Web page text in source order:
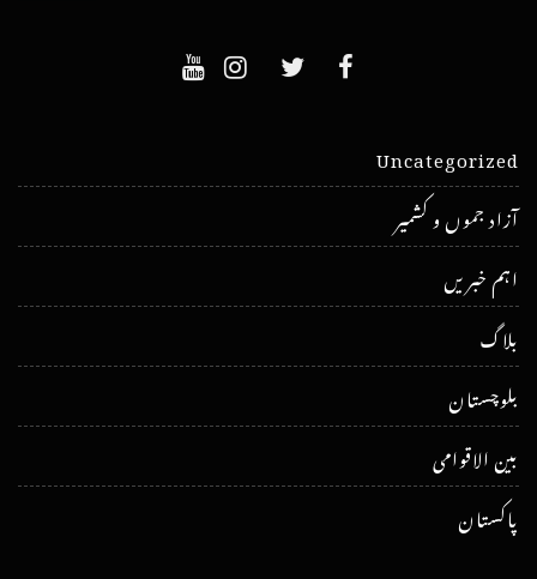
Uncategorized
آزاد جموں و کشمیر
اہم خبریں
بلاگ
بلوچستان
بین الاقوامی
پاکستان